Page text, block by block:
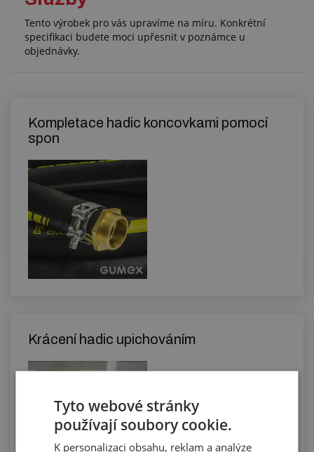
Tento výrobek pro vás upravíme na míru. Konkrétní
specifikaci budete moci upřesnit v poznámce u
objednávky.
Kompletace hadic koncovkami pomocí
spon
Krácení hadic upichováním
Tyto webové stránky
používají soubory cookie.
K personalizaci obsahu, reklam a analýze